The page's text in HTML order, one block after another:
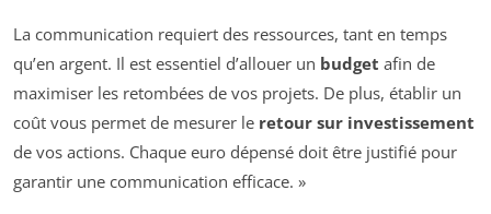
La communication requiert des ressources, tant en temps
qu’en argent. Il est essentiel d’allouer un budget afin de
maximiser les retombées de vos projets. De plus, établir un
coût vous permet de mesurer le retour sur investissement
de vos actions. Chaque euro dépensé doit être justifié pour
garantir une communication efficace. »